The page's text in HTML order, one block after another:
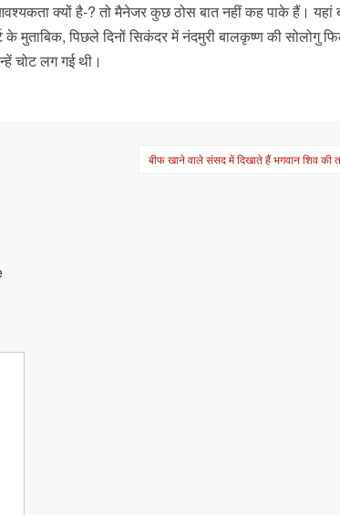
क्यों है-? तो मैनेजर कुछ ठोस बात नहीं कह पाके हैं। यहां
के मुताबिक, पिछले दिनों सिकंदर में नंदमुरी बालकृष्ण की सोलोगु
चोट लग गई थी।
बीफ खाने वाले संसद में दिखाते हैं भगवान शिव की